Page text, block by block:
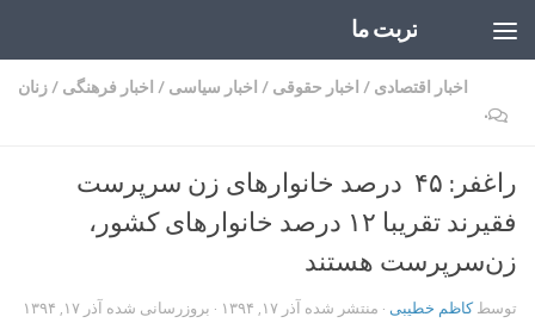
تربت ما
اخبار اقتصادی / اخبار حقوقی / اخبار سیاسی / اخبار فرهنگی /زنان
۰
راغفر: ۴۵‏ ‏ درصد خانوارهای زن سرپرست
فقیرند تقریبا ۱۲ درصد خانوارهای کشور،
زن‌سرپرست هستند
توسطکاظم خطیبی · منتشر شده آذر ۱۷, ۱۳۹۴ · بروزرسانی شده آذر ۱۷, ۱۳۹۴